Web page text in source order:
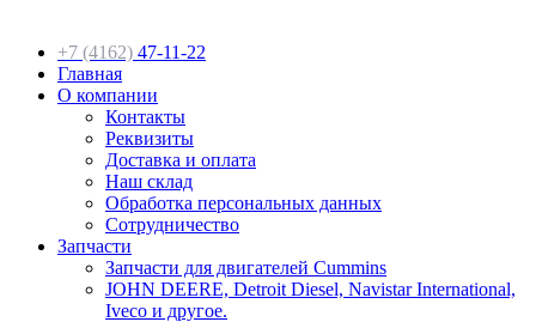
+7 (4162) 47-11-22
Главная
О компании
Контакты
Реквизиты
Доставка и оплата
Наш склад
Обработка персональных данных
Сотрудничество
Запчасти
Запчасти для двигателей Cummins
JOHN DEERE, Detroit Diesel, Navistar International,
Iveco и другое.